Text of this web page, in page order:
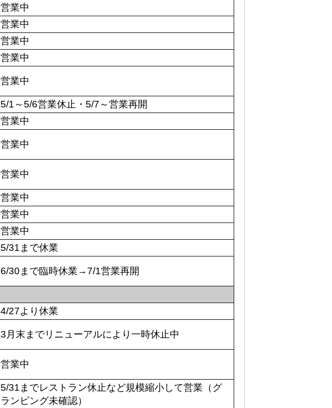
営業中
営業中
営業中
営業中
営業中
5/1～5/6営業休止・5/7～営業再開
営業中
営業中
営業中
営業中
営業中
営業中
5/31まで休業
6/30まで臨時休業→7/1営業再開
4/27より休業
3月末までリニューアルにより一時休止中
営業中
5/31までレストラン休止など規模縮小して営業（グ
ランピング未確認）